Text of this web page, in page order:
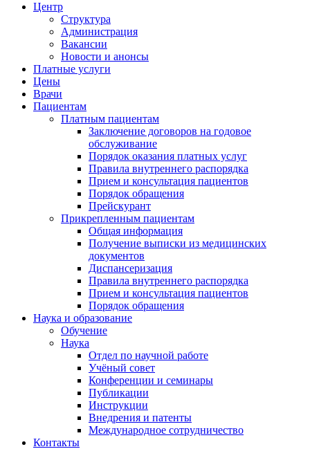
Центр
Структура
Администрация
Вакансии
Новости и анонсы
Платные услуги
Цены
Врачи
Пациентам
Платным пациентам
Заключение договоров на годовое
обслуживание
Порядок оказания платных услуг
Правила внутреннего распорядка
Прием и консультация пациентов
Порядок обращения
Прейскурант
Прикрепленным пациентам
Общая информация
Получение выписки из медицинских
документов
Диспансеризация
Правила внутреннего распорядка
Прием и консультация пациентов
Порядок обращения
Наука и образование
Обучение
Наука
Отдел по научной работе
Учёный совет
Конференции и семинары
Публикации
Инструкции
Внедрения и патенты
Международное сотрудничество
Контакты